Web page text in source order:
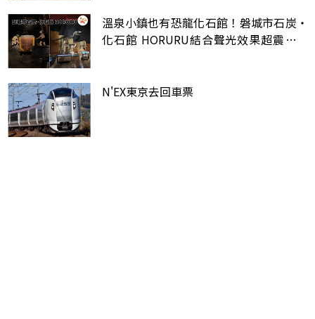
溫泉小鎮也有恐龍化石館！磐城市石炭・
化石館 HORURU結合聲光效果超震撼，
N'EX東京去回車票